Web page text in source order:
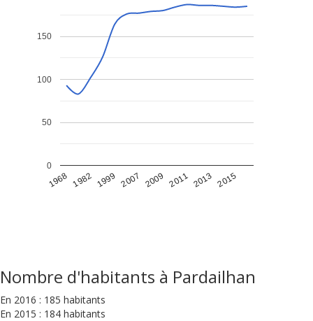
1968 1982 1999 2007 2009 2011 2013 2015
0
50
100
150
Nombre d'habitants à Pardailhan
En 2016 : 185 habitants
En 2015 : 184 habitants